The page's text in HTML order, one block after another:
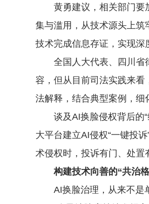
黄勇建议，相关部门要加
集与滥用，从技术源头上
技术完成信息存证，实现
全国人大代表、四川省律
容，但从目前司法实践来
法解释，结合典型案例，
谈及AI换脸侵权背后的“
大平台建立AI侵权“一键投
术侵权时，投诉有门、处置
构建技术向善的“共治
AI换脸治理，从来不是单